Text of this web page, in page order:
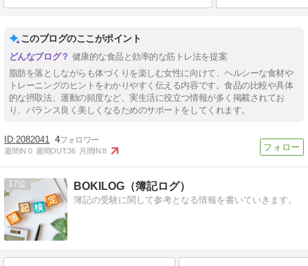
このブログのここがポイント
健康的な食品と効率的な筋トレ法を提案
脂肪を落としながらも体づくりを楽しむ女性に向けて、ヘルシーな食材や
トレーニングのヒントをわかりやすく伝える内容です。食品の比較や具体
的な摂取法、運動の頻度など、実生活に役立つ情報が多く掲載されてお
り、バランス良く美しくなるためのサポートをしてくれます。
2082041 4
週間IN:0 週間OUT:36 月間IN:8
17 BOKILOG（簿記ログ）
簿記の受験に関して参考となる情報を書いていきます。